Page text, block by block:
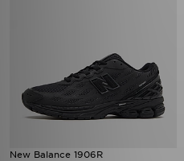
New Balance 1906R